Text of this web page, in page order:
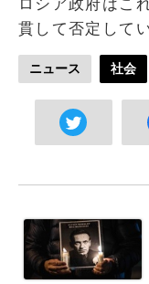
貫して否定して
ニュース 社会